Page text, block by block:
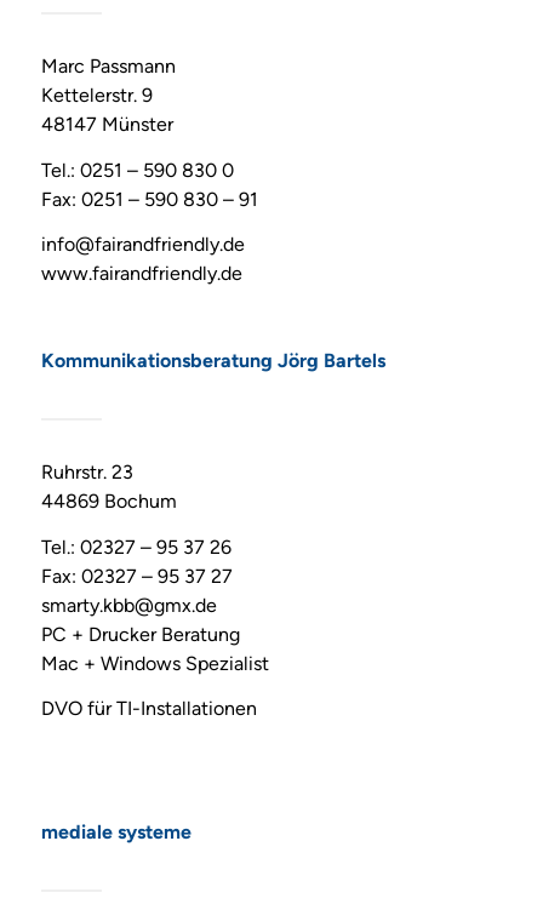
Marc Passmann
Kettelerstr. 9
48147 Münster
Tel.: 0251 – 590 830 0
Fax: 0251 – 590 830 – 91
info@fairandfriendly.de
www.fairandfriendly.de
Kommunikationsberatung Jörg Bartels
Ruhrstr. 23
44869 Bochum
Tel.: 02327 – 95 37 26
Fax: 02327 – 95 37 27
smarty.kbb@gmx.de
PC + Drucker Beratung
Mac + Windows Spezialist
DVO für TI-Installationen
mediale systeme